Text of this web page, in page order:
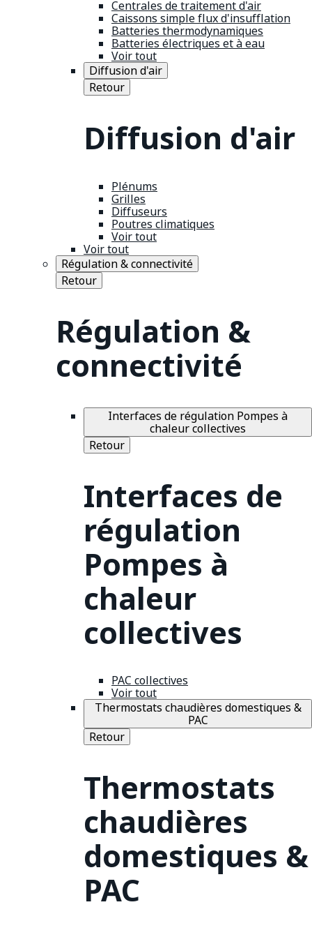
Centrales de traitement d'air
Caissons simple flux d'insufflation
Batteries thermodynamiques
Batteries électriques et à eau
Voir tout
Diffusion d'air
Retour
Diffusion d'air
Plénums
Grilles
Diffuseurs
Poutres climatiques
Voir tout
Voir tout
Régulation & connectivité
Retour
Régulation &
connectivité
Interfaces de régulation Pompes à
chaleur collectives
Retour
Interfaces de
régulation
Pompes à
chaleur
collectives
PAC collectives
Voir tout
Thermostats chaudières domestiques &
PAC
Retour
Thermostats
chaudières
domestiques &
PAC